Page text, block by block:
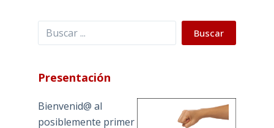
Buscar Buscar
Presentación
Bienvenid@ al
posiblemente primer